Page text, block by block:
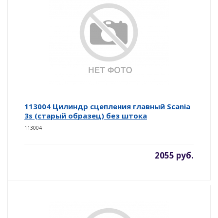
113004 Цилиндр сцепления главный Scania
3s (старый образец) без штока
113004
2055 руб.